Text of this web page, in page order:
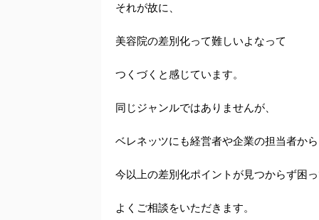
それが故に、
美容院の差別化って難しいよなって
つくづくと感じています。
同じジャンルではありませんが、
ベレネッツにも経営者や企業の担当者から
今以上の差別化ポイントが見つからず困
よくご相談をいただきます。